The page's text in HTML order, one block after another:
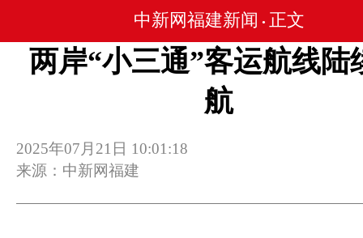
中新网福建新闻 • 正文
两岸“小三通”客运航线陆
航
2025年07月21日 10:01:18
来源：中新网福建